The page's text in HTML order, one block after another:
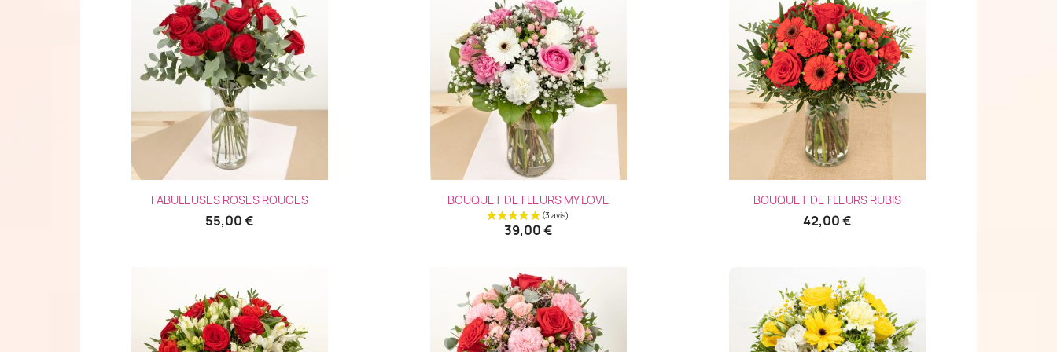
(1 avis)
 Aperçu rapide
FABULEUSES ROSES ROUGES
55,00 €
Aperçu rapide
BOUQUET DE FLEURS MY LOVE
39,00 €
Aperçu rapide
BOUQUET DE FLEURS RUBIS
42,00 €